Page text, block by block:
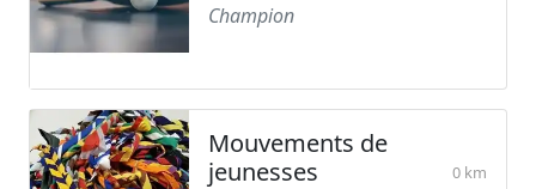
Champion
Mouvements de
jeunesses
0 km